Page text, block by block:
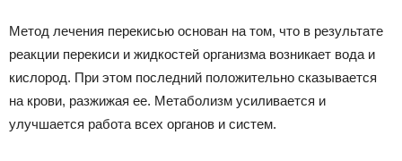
Метод лечения перекисью основан на том, что в результате
реакции перекиси и жидкостей организма возникает вода и
кислород. При этом последний положительно сказывается
на крови, разжижая ее. Метаболизм усиливается и
улучшается работа всех органов и систем.